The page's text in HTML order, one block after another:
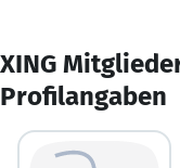
XING
Profilangaben